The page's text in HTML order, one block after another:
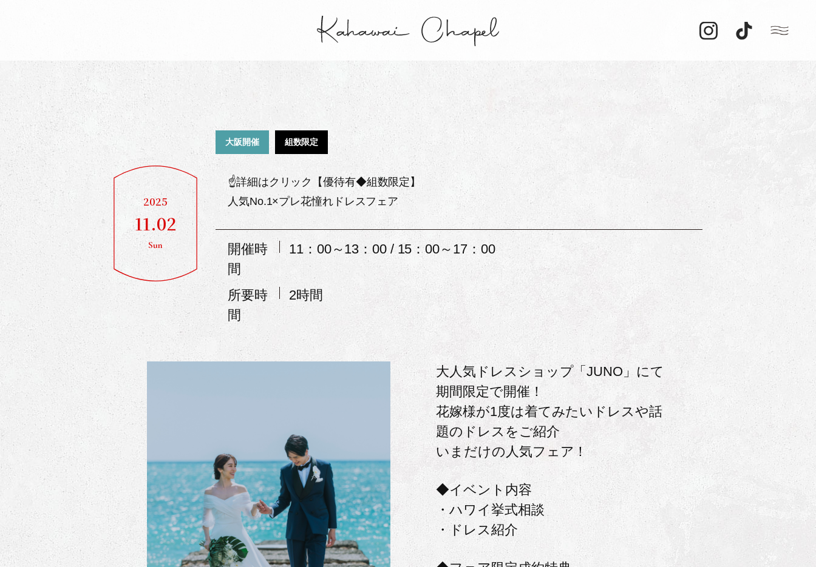
2025
11.02
Sun
大阪開催 組数限定
☝詳細はクリック【優待有◆組数限定】
人気No.1×プレ花憧れドレスフェア
開催時
間
11：00～13：00 / 15：00～17：00
所要時
間
2時間
大人気ドレスショップ「JUNO」にて
期間限定で開催！
花嫁様が1度は着てみたいドレスや話
題のドレスをご紹介
いまだけの人気フェア！
◆イベント内容
・ハワイ挙式相談
・ドレス紹介